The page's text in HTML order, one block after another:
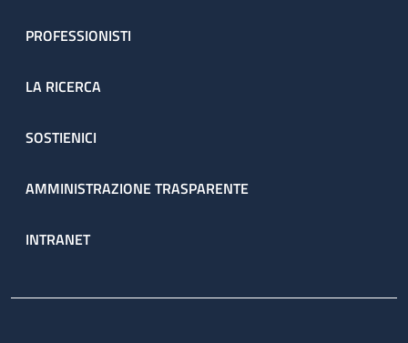
PROFESSIONISTI
LA RICERCA
SOSTIENICI
AMMINISTRAZIONE TRASPARENTE
INTRANET